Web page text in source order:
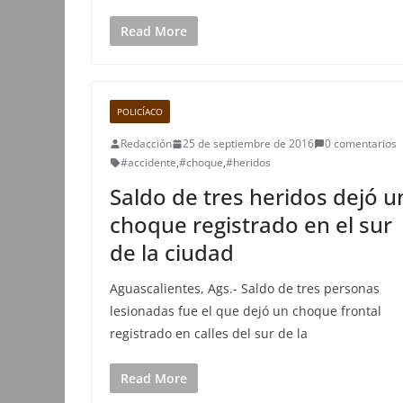
Read More
POLICÍACO
Redacción 25 de septiembre de 2016
0 comentarios
#accidente,#choque,#heridos
Saldo de tres heridos dejó
choque registrado en el sur
de la ciudad
Aguascalientes, Ags.- Saldo de tres personas
lesionadas fue el que dejó un choque frontal
registrado en calles del sur de la
Read More